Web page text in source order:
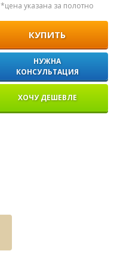
*цена указана за полотно
КУПИТЬ
НУЖНА
КОНСУЛЬТАЦИЯ
ХОЧУ ДЕШЕВЛЕ